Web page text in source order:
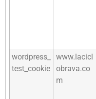
wordpress_
test_cookie
www.lacicl
obrava.co
m